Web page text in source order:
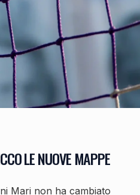
LE NUOVE MAPPE
Mari non ha cambiato